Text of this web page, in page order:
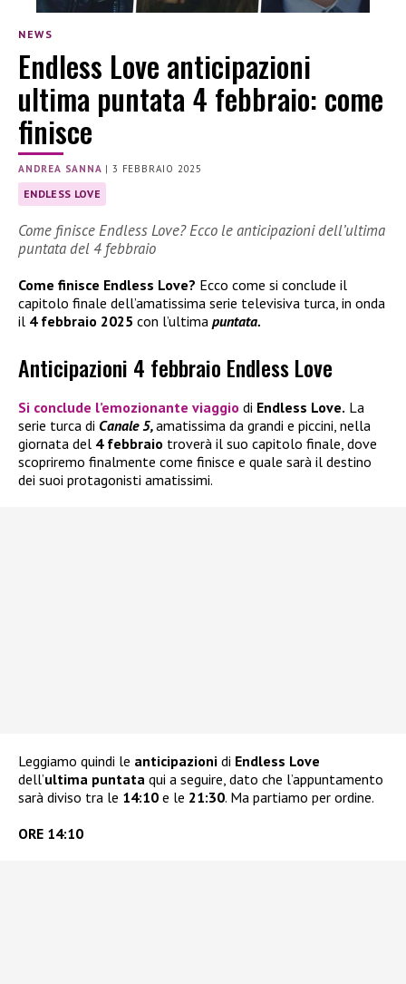
NEWS
Endless Love anticipazioni
ultima puntata 4 febbraio: come
finisce
ANDREA SANNA |3 FEBBRAIO 2025
ENDLESS LOVE
Come finisce Endless Love? Ecco le anticipazioni dell’ultima
puntata del 4 febbraio
Come finisce Endless Love? Ecco come si conclude il
capitolo finale dell’amatissima serie televisiva turca, in onda
il 4 febbraio 2025 con l’ultima puntata.
Anticipazioni 4 febbraio Endless Love
Si conclude l’emozionante viaggio di Endless Love. La
serie turca di Canale 5,amatissima da grandi e piccini, nella
giornata del 4 febbraio troverà il suo capitolo finale, dove
scopriremo finalmente come finisce e quale sarà il destino
dei suoi protagonisti amatissimi.
Leggiamo quindi le anticipazioni di Endless Love
dell’ultima puntata qui a seguire, dato che l’appuntamento
sarà diviso tra le 14:10 e le 21:30. Ma partiamo per ordine.
ORE 14:10